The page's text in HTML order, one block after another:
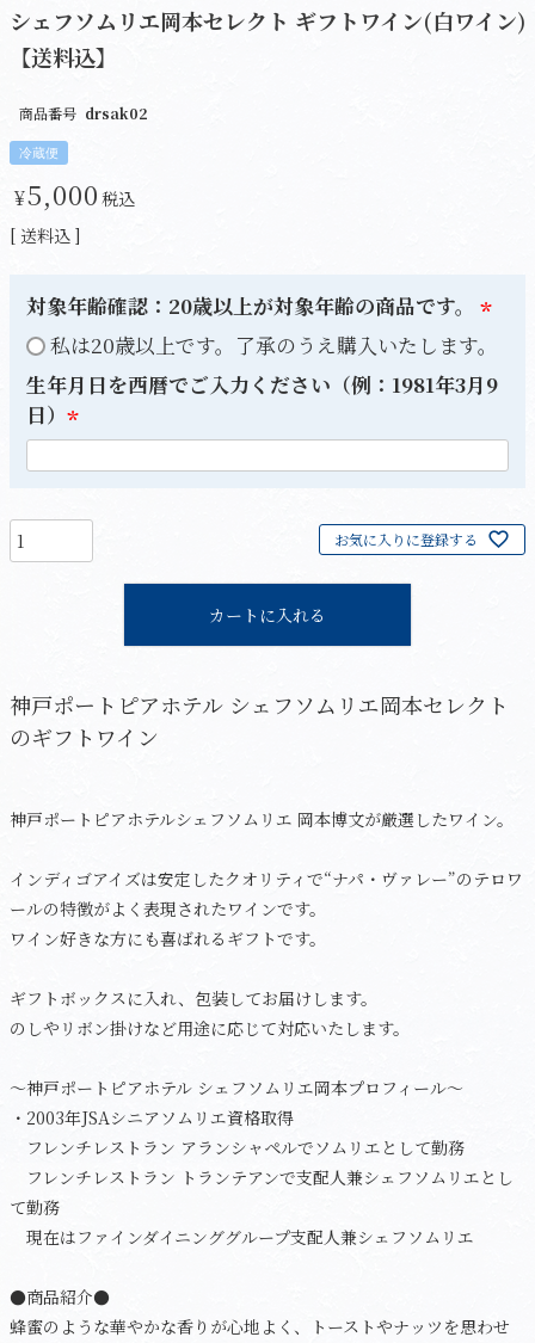
シェフソムリエ岡本セレクト ギフトワイン(白ワイン)
【送料込】
商品番号 drsak02
冷蔵便
¥5,000 税込
送料込
対象年齢確認：20歳以上が対象年齢の商品です。
(
必
須
)
私は20歳以上です。了承のうえ購入いたします。
生年月日を西暦でご入力ください（例：1981年3月9
日）
須
お気に入りに登録する
カートに入れる
神戸ポートピアホテル シェフソムリエ岡本セレクト
のギフトワイン
神戸ポートピアホテルシェフソムリエ 岡本博文が厳選したワイン。
インディゴアイズは安定したクオリティで“ナパ・ヴァレー”のテロワ
ールの特徴がよく表現されたワインです。
ワイン好きな方にも喜ばれるギフトです。
ギフトボックスに入れ、包装してお届けします。
のしやリボン掛けなど用途に応じて対応いたします。
～神戸ポートピアホテル シェフソムリエ岡本プロフィール～
・2003年JSAシニアソムリエ資格取得
フレンチレストラン アランシャペルでソムリエとして勤務
フレンチレストラン トランテアンで支配人兼シェフソムリエとし
て勤務
現在はファインダイニンググループ支配人兼シェフソムリエ
●商品紹介●
蜂蜜のような華やかな香りが心地よく、トーストやナッツを思わせ